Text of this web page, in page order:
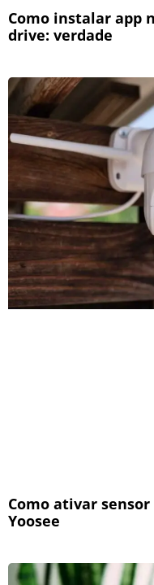
Como instalar app
drive: verdade
Como ativar
Yoosee